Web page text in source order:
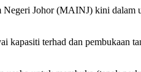
Johor (MAINJ) kini dalam
terhad dan pembukaan